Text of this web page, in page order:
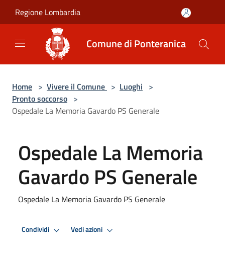
Regione Lombardia
Comune di Ponteranica
Home > Vivere il Comune > Luoghi >
Pronto soccorso >
Ospedale La Memoria Gavardo PS Generale
Ospedale La Memoria
Gavardo PS Generale
Ospedale La Memoria Gavardo PS Generale
Condividi Vedi azioni